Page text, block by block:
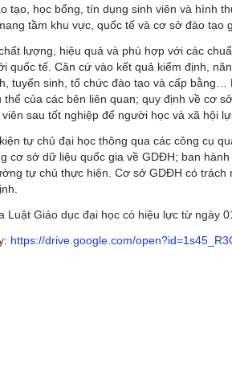
tạo, học bổng, tín dụng sinh viên và hình
tầm khu vực, quốc tế và cơ sở đào tạo
lượng, hiệu quả và phù hợp với các
quốc tế. Căn cứ vào kết quả kiểm định,
tuyển sinh, tổ chức đào tạo và cấp bằng…
của các bên liên quan; quy định về cơ
sau tốt nghiệp để người học và xã hội
tự chủ đại học thông qua các công cụ
cơ sở dữ liệu quốc gia về GDĐH; ban
tự chủ thực hiện. Cơ sở GDĐH có trách
Luật Giáo dục đại học có hiệu lực từ ngày
https://drive.google.com/